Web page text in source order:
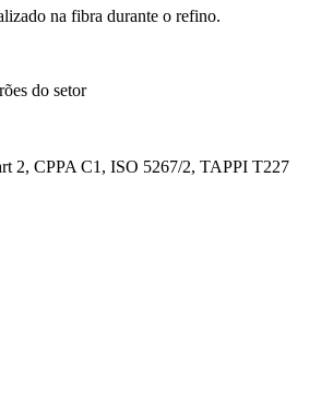
na fibra durante o refino.
do setor
2, CPPA C1, ISO 5267/2, TAPPI T227